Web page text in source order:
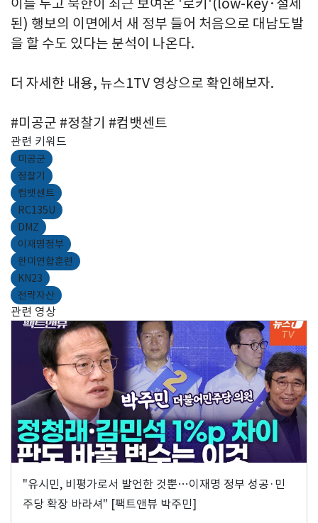
이를 두고 북한이 최근 보여온 '로키'(low-key·절제
된) 행보의 이면에서 새 정부 들어 처음으로 대남도발
을 할 수도 있다는 분석이 나온다.
더 자세한 내용, 뉴스1TV 영상으로 확인해보자.
#미공군 #정찰기 #컴뱃센트
관련 키워드
미공군
정찰기
컴뱃센트
RC135U
DMZ
이재명정부
한미연합훈련
KN23
전략자산
관련 영상
"유시민, 비평가로서 발언한 것뿐…이재명 정부 성공·민
주당 확장 바라셔" [팩트앤뷰 박주민]